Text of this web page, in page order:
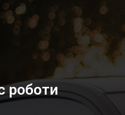
роботи